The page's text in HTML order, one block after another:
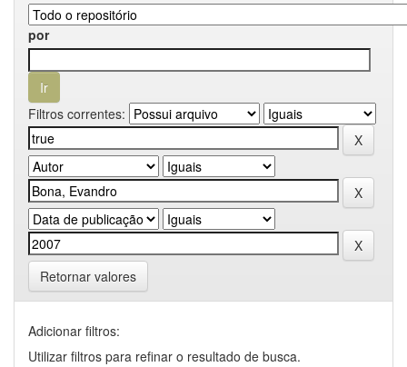
por
Filtros correntes:
Retornar valores
Adicionar filtros:
Utilizar filtros para refinar o resultado de busca.